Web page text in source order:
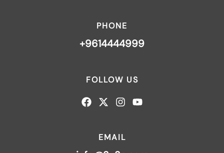
PHONE
+9614444999
FOLLOW US
EMAIL